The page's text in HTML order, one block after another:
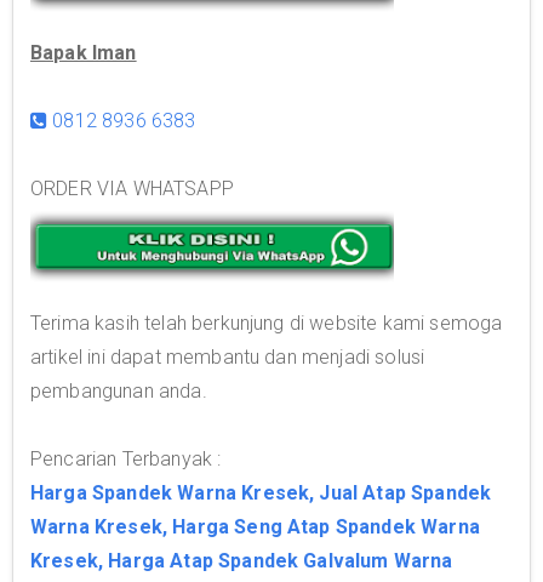
Bapak Iman
0812 8936 6383
ORDER VIA WHATSAPP
Terima kasih telah berkunjung di website kami semoga
artikel ini dapat membantu dan menjadi solusi
pembangunan anda.
Pencarian Terbanyak :
Harga Spandek Warna Kresek, Jual Atap Spandek
Warna Kresek, Harga Seng Atap Spandek Warna
Kresek, Harga Atap Spandek Galvalum Warna